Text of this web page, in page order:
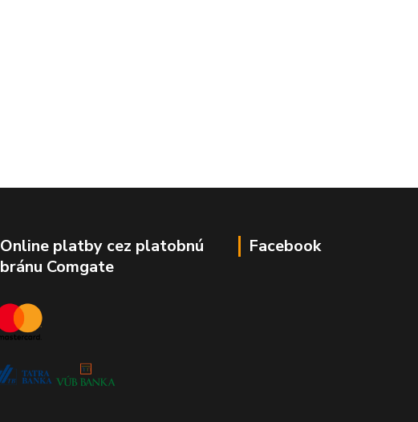
Online platby cez platobnú
bránu Comgate
Facebook